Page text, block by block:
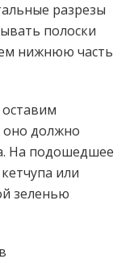
разрезы
полоски
нижнюю часть
оно должно
На подошедшее
или
зеленью